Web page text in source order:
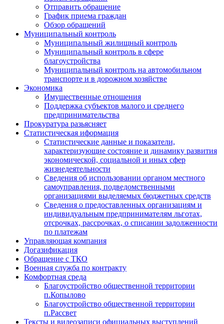
Отправить обращение
График приема граждан
Обзор обращений
Муниципальный контроль
Муниципальный жилищный контроль
Муниципальный контроль в сфере
благоустройства
Муниципальный контроль на автомобильном
транспорте и в дорожном хозяйстве
Экономика
Имущественные отношения
Поддержка субъектов малого и среднего
предпринимательства
Прокуратура разьясняет
Статистическая иформация
Статистические данные и показатели,
характеризующие состояние и динамику развития
экономической, социальной и иных сфер
жизнедеятельности
Сведения об использовании органом местного
самоуправления, подведомственными
организациями выделяемых бюджетных средств
Сведения о предоставленных организациям и
индивидуальным предпринимателям льготах,
отсрочках, рассрочках, о списании задолженности
по платежам
Управляющая компания
Догазификация
Обращение с ТКО
Военная служба по контракту
Комфортная среда
Благоустройство общественной территории
п.Копылово
Благоустройство общественной территории
п.Рассвет
Тексты и видеозаписи официальных выступлений